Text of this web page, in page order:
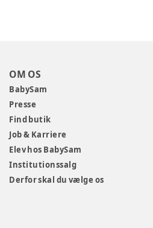
OM OS
BabySam
Presse
Find butik
Job & Karriere
Elev hos BabySam
Institutionssalg
Derfor skal du vælge os